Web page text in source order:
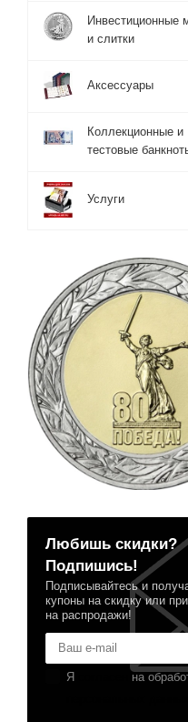
Инвестиционные
и слитки
Аксессуары
Коллекционные и
тестовые
Услуги
Любишь скидки?
Подпишись!
Подписывайтесь и
купоны на скидку или
на распродажи!
Я
на